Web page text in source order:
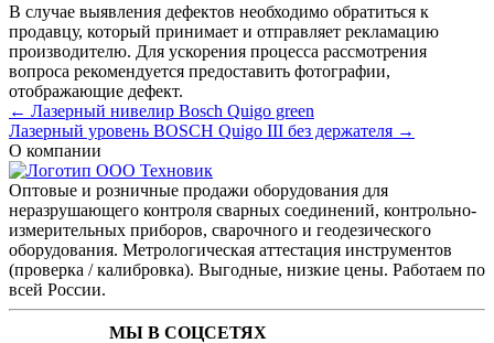
В случае выявления дефектов необходимо обратиться к
продавцу, который принимает и отправляет рекламацию
производителю. Для ускорения процесса рассмотрения
вопроса рекомендуется предоставить фотографии,
отображающие дефект.
← Лазерный нивелир Bosch Quigo green
Лазерный уровень BOSCH Quigo III без держателя →
О компании
Оптовые и розничные продажи оборудования для
неразрушающего контроля сварных соединений, контрольно-
измерительных приборов, сварочного и геодезического
оборудования. Метрологическая аттестация инструментов
(проверка / калибровка). Выгодные, низкие цены. Работаем по
всей России.
МЫ В СОЦСЕТЯХ